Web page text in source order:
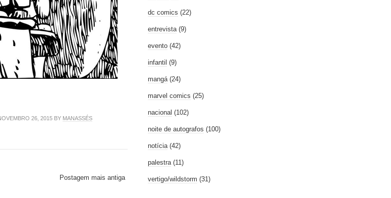
26, 2015 BY MANASSÉS
Postagem mais antiga
dc comics (22)
entrevista (9)
evento (42)
infantil (9)
mangá (24)
marvel comics (25)
nacional (102)
noite de autografos (100)
notícia (42)
palestra (11)
vertigo/wildstorm (31)